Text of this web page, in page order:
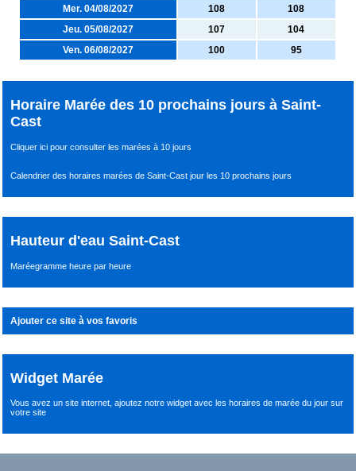
Mer. 04/08/2027
108
108
Jeu. 05/08/2027
107
104
Ven. 06/08/2027
100 95
Horaire Marée des 10 prochains jours à Saint-
Cast
Cliquer ici pour consulter les marées à 10 jours
Calendrier des horaires marées de Saint-Cast jour les 10 prochains jours
Hauteur d'eau Saint-Cast
Maréegramme heure par heure
Ajouter ce site à vos favoris
Widget Marée
Vous avez un site internet,ajoutez notre widget avec les horaires de marée du joursur
votre site